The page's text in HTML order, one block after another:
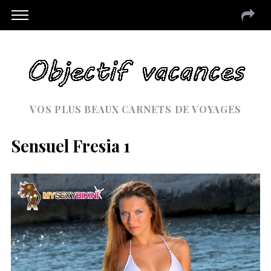
VOS PLUS BEAUX CARNETS DE VOYAGES
Sensuel Fresia 1